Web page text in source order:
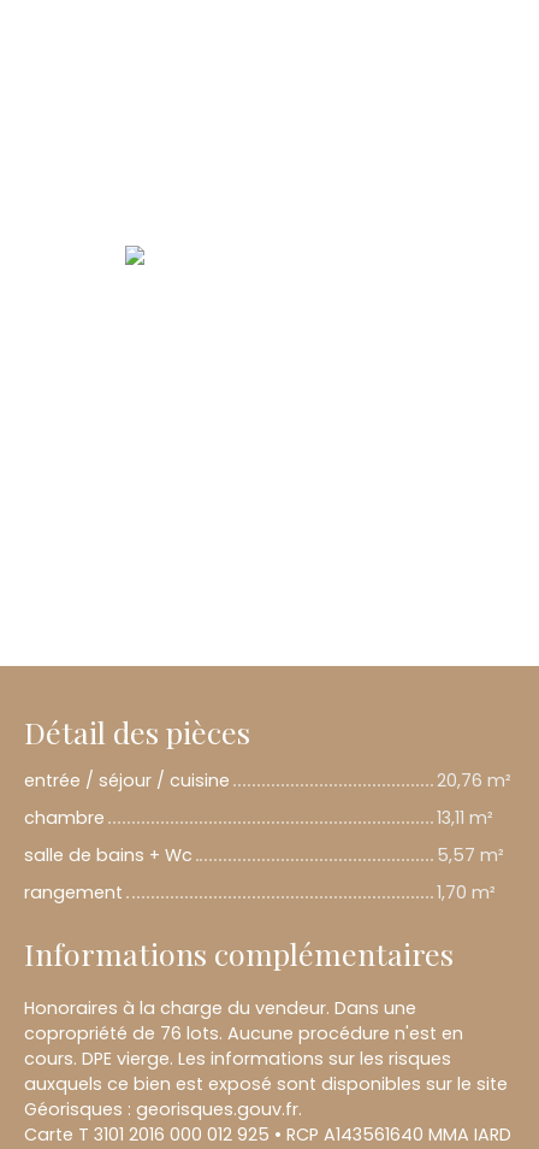
Détail des pièces
entrée / séjour / cuisine
20,76 m²
chambre
13,11 m²
salle de bains + Wc
5,57 m²
rangement
1,70 m²
Informations complémentaires
Honoraires à la charge du vendeur. Dans une
copropriété de 76 lots. Aucune procédure n'est en
cours. DPE vierge. Les informations sur les risques
auxquels ce bien est exposé sont disponibles sur le site
Géorisques : georisques.gouv.fr.
Carte T 3101 2016 000 012 925 • RCP A143561640 MMA IARD